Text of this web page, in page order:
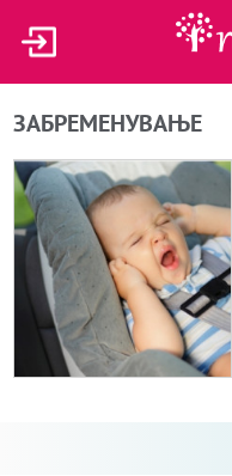
ЗАБРЕМЕНУВАЊЕ